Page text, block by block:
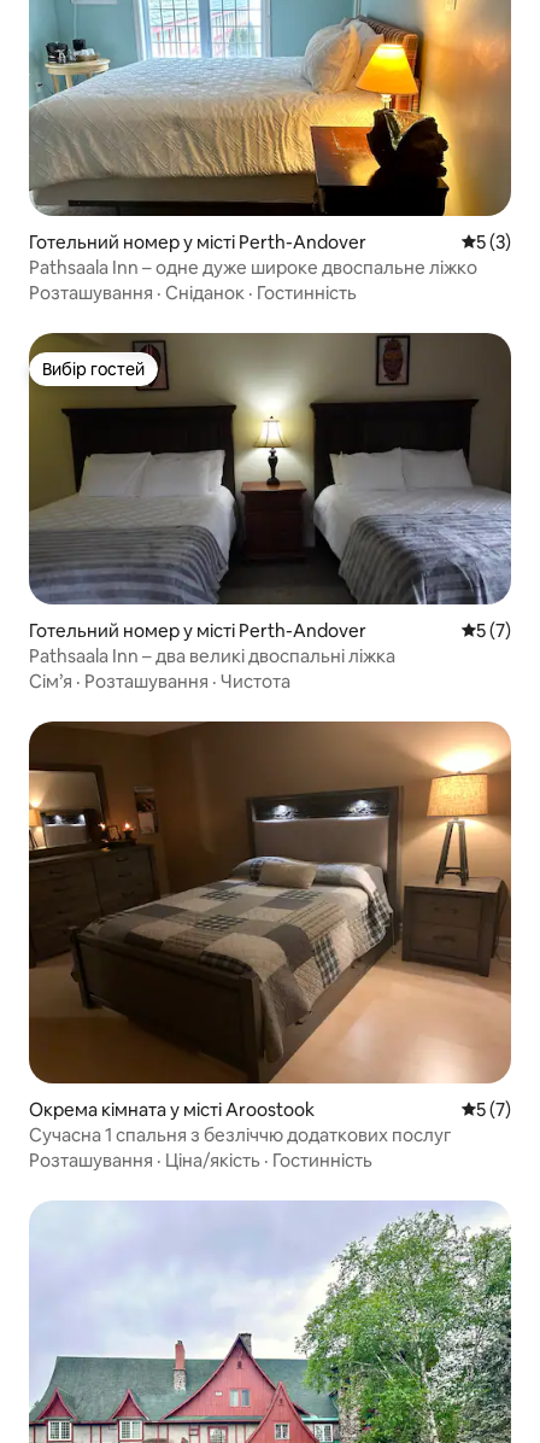
Готельний номер у місті Perth-Andover Середня
5 (3)
Pathsaala Inn – одне дуже широке двоспальне ліжко
Розташування · Сніданок · Гостинність
Вибір гостей
Вибір гостей
Готельний номер у місті Perth-Andover Середня
5 (7)
Pathsaala Inn – два великі двоспальні ліжка
Сім’я · Розташування · Чистота
Окрема кімната у місті Aroostook Середня
5 (7)
Сучасна 1 спальня з безліччю додаткових послуг
Розташування · Ціна/якість · Гостинність